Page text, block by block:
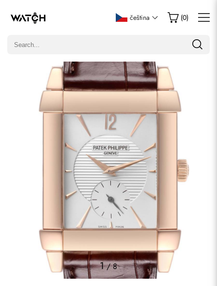
čeština (0)
1/8
Napsat recenzi
Pouze zákazníci, kteří zakoupili tuto položku, mohou napsat